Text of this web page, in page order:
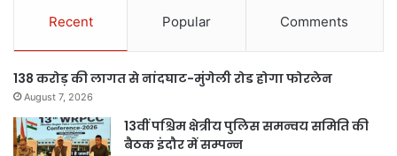
Recent Popular Comments
138 करोड़ की लागत से नांदघाट-मुंगेली रोड होगा फोरलेन
August 7, 2026
13वीं पश्चिम क्षेत्रीय पुलिस समन्वय समिति की
बैठक इंदौर में सम्पन्न